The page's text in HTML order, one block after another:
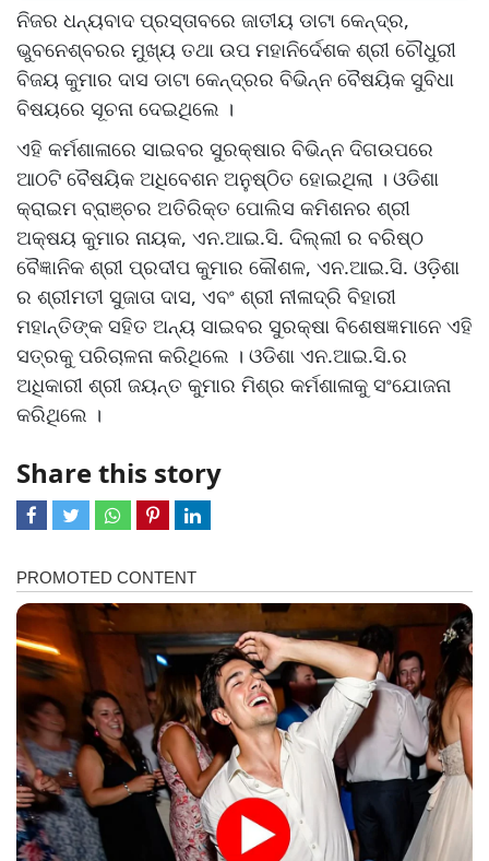
ନିଜର ଧନ୍ୟବାଦ ପ୍ରସ୍ତାବରେ ଜାତୀୟ ଡାଟା କେନ୍ଦ୍ର,
ଭୁବନେଶ୍ବରର ମୁଖ୍ୟ ତଥା ଉପ ମହାନିର୍ଦେଶକ ଶ୍ରୀ ଚୌଧୁରୀ
ବିଜୟ କୁମାର ଦାସ ଡାଟା କେନ୍ଦ୍ରର ବିଭିନ୍ନ ବୈଷୟିକ ସୁବିଧା
ବିଷୟରେ ସୂଚନା ଦେଇଥିଲେ ।
ଏହି କର୍ମଶାଳାରେ ସାଇବର ସୁରକ୍ଷାର ବିଭିନ୍ନ ଦିଗଉପରେ
ଆଠଟି ବୈଷୟିକ ଅଧିବେଶନ ଅନୁଷ୍ଠିତ ହୋଇଥିଲା । ଓଡିଶା
କ୍ରାଇମ ବ୍ରାଞ୍ଚର ଅତିରିକ୍ତ ପୋଲିସ କମିଶନର ଶ୍ରୀ
ଅକ୍ଷୟ କୁମାର ନାୟକ, ଏନ.ଆଇ.ସି. ଦିଲ୍ଲୀ ର ବରିଷ୍ଠ
ବୈଜ୍ଞାନିକ ଶ୍ରୀ ପ୍ରଦୀପ କୁମାର କୌଶଳ, ଏନ.ଆଇ.ସି. ଓଡ଼ିଶା
ର ଶ୍ରୀମତୀ ସୁଜାତା ଦାସ, ଏବଂ ଶ୍ରୀ ନୀଳାଦ୍ରି ବିହାରୀ
ମହାନ୍ତିଙ୍କ ସହିତ ଅନ୍ୟ ସାଇବର ସୁରକ୍ଷା ବିଶେଷଜ୍ଞମାନେ ଏହି
ସତ୍ରକୁ ପରିଚାଳନା କରିଥିଲେ । ଓଡିଶା ଏନ.ଆଇ.ସି.ର
ଅଧିକାରୀ ଶ୍ରୀ ଜୟନ୍ତ କୁମାର ମିଶ୍ର କର୍ମଶାଳାକୁ ସଂଯୋଜନା
କରିଥିଲେ ।
Share this story